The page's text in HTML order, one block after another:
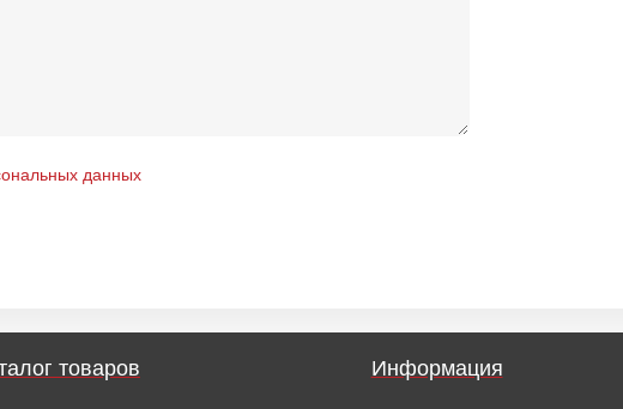
данных
товаров Информация